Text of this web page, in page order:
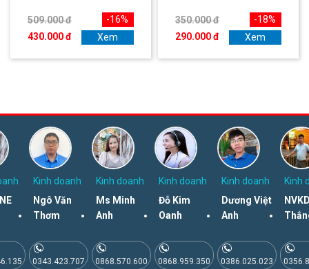
509.000 đ
430.000 đ
-16%
Xem
350.000 đ
290.000 đ
-18%
Xem
Kinh doanh
Ngô Văn
Thơm
0343.423.707
Kinh doanh
Ms Minh
Anh
0868.570.600
Kinh doanh
Đỗ Kim
Oanh
0868.959.350
Kinh doanh
Dương Việt
Anh
0386.025.023
Kinh